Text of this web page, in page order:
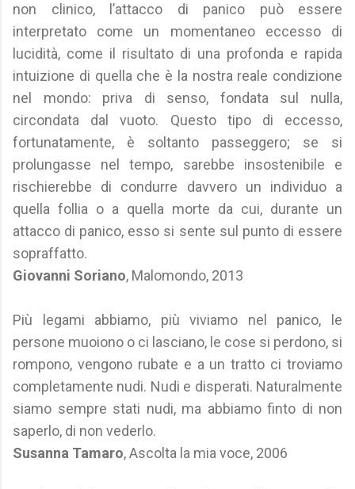
non clinico, l’attacco di panico può essere
interpretato come un momentaneo eccesso di
lucidità, come il risultato di una profonda e rapida
intuizione di quella che è la nostra reale condizione
nel mondo: priva di senso, fondata sul nulla,
circondata dal vuoto. Questo tipo di eccesso,
fortunatamente, è soltanto passeggero; se si
prolungasse nel tempo, sarebbe insostenibile e
rischierebbe di condurre davvero un individuo a
quella follia o a quella morte da cui, durante un
attacco di panico, esso si sente sul punto di essere
sopraffatto.
Giovanni Soriano, Malomondo, 2013
Più legami abbiamo, più viviamo nel panico, le
persone muoiono o ci lasciano, le cose si perdono, si
rompono, vengono rubate e a un tratto ci troviamo
completamente nudi. Nudi e disperati. Naturalmente
siamo sempre stati nudi, ma abbiamo finto di non
saperlo, di non vederlo.
Susanna Tamaro, Ascolta la mia voce, 2006